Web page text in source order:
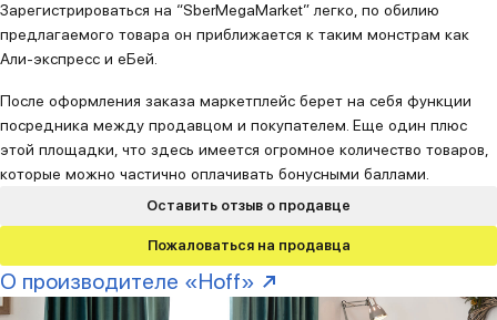
Оставить отзыв о продавце
Пожаловаться на продавца
Зарегистрироваться на “SberMegaMarket” легко, по обилию
предлагаемого товара он приближается к таким монстрам как
Али-экспресс и еБей.
После оформления заказа маркетплейс берет на себя функции
посредника между продавцом и покупателем. Еще один плюс
этой площадки, что здесь имеется огромное количество товаров,
которые можно частично оплачивать бонусными баллами.
О производителе «Hoff»